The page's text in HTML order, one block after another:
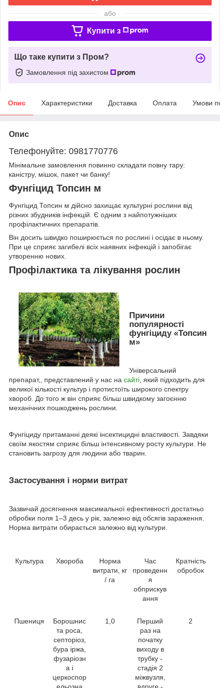
або
Купити з
Що таке купити з Пром?
Замовлення під захистом
Опис Характеристики Доставка Оплата Умови
Опис
Телефонуйте: 0981770776
Мінімальне замовлення повинно складати повну тару:
каністру, мішок, пакет чи банку!
Фунгіцид Топсин м
Фунгіцид Топсин м дійсно захищає культурні рослини від
різних збудників інфекцій. Є одним з найпотужніших
профілактичних препаратів.
Він досить швидко поширюється по рослині і осідає в ньому.
При це сприяє загибелі всіх наявних інфекцій і запобігає
утворенню нових.
Профілактика та лікування рослин
Причини
популярності
фунгіциду «Топсин
м»
Універсальний
препарат,, представлений у нас на сайті , який підходить для
великої кількості культур і протистоїть широкого спектру
хвороб. До того ж він сприяє більш швидкому загоєнню
механічних пошкоджень рослини.
Фунгіциду притаманні деякі інсектицидні властивості. Завдяки
своїм якостям сприяє більш інтенсивному росту культури. Не
становить загрозу для людини або тварин.
Застосування і норми витрат
Зазвичай досягнення максимальної ефективності достатньо
обробки поля 1–3 десь у рік, залежно від обсягів зараження.
Норма витрати обирається залежно від культури.
Культура Хвороба
Норма
витрати, кг
/ га
Час
проведенн
я
обприскув
ання
Кратність
обробок
Пшениця
Борошнис
та роса,
септоріоз,
бура іржа,
фузаріозн
а і
церкоспор
1,0
Перший
раз на
початку
виходу в
трубку -
стадія 2
міжвузля,
2